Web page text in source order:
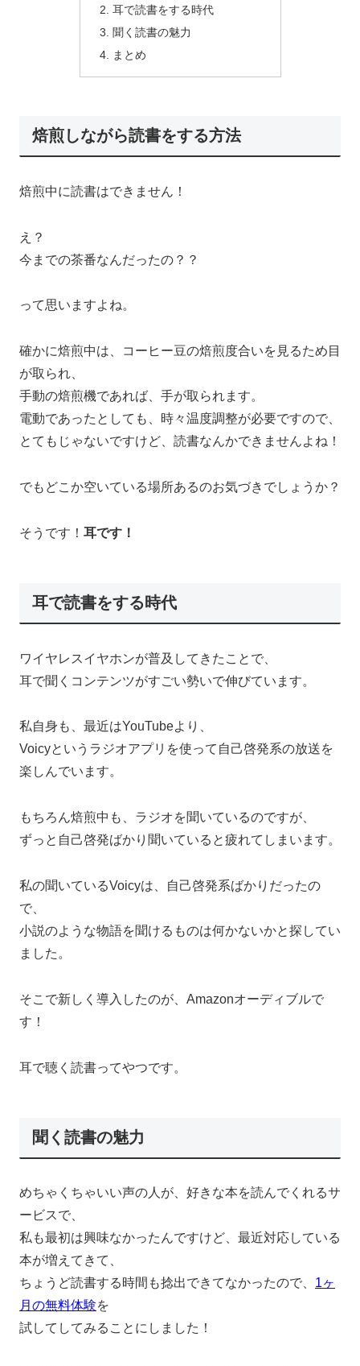
耳で読書をする時代
聞く読書の魅力
まとめ
焙煎しながら読書をする方法
焙煎中に読書はできません！
え？
今までの茶番なんだったの？？
って思いますよね。
確かに焙煎中は、コーヒー豆の焙煎度合いを見るため目
が取られ、
手動の焙煎機であれば、手が取られます。
電動であったとしても、時々温度調整が必要ですので、
とてもじゃないですけど、読書なんかできませんよね！
でもどこか空いている場所あるのお気づきでしょうか？
そうです！ 耳です！
耳で読書をする時代
ワイヤレスイヤホンが普及してきたことで、
耳で聞くコンテンツがすごい勢いで伸びています。
私自身も、最近はYouTubeより、
Voicyというラジオアプリを使って自己啓発系の放送を
楽しんでいます。
もちろん焙煎中も、ラジオを聞いているのですが、
ずっと自己啓発ばかり聞いていると疲れてしまいます。
私の聞いているVoicyは、自己啓発系ばかりだったの
で、
小説のような物語を聞けるものは何かないかと探してい
ました。
そこで新しく導入したのが、Amazonオーディブルで
す！
耳で聴く読書ってやつです。
聞く読書の魅力
めちゃくちゃいい声の人が、好きな本を読んでくれるサ
ービスで、
私も最初は興味なかったんですけど、最近対応している
本が増えてきて、
ちょうど読書する時間も捻出できてなかったので、 1ヶ
月の無料体験を
試してしてみることにしました！